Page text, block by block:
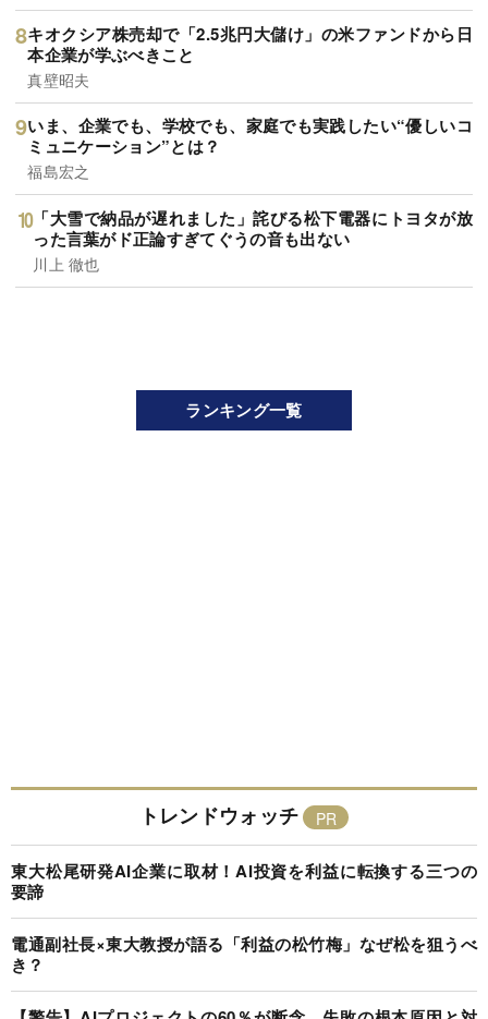
キオクシア株売却で「2.5兆円大儲け」の米ファンドから日
本企業が学ぶべきこと
真壁昭夫
いま、企業でも、学校でも、家庭でも実践したい“優しいコ
ミュニケーション”とは？
福島宏之
「大雪で納品が遅れました」詫びる松下電器にトヨタが放
った言葉がド正論すぎてぐうの音も出ない
川上 徹也
ランキング一覧
トレンドウォッチ
東大松尾研発AI企業に取材！AI投資を利益に転換する三つの
要諦
電通副社長×東大教授が語る「利益の松竹梅」なぜ松を狙うべ
き？